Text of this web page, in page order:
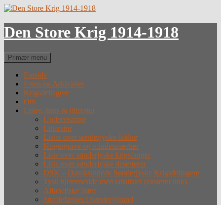
Hop
indhold
Den Store Krig 1914-1918
Søg
Primær menu
Forside
Fotos og Arkivalier
Krigsdeltagere
Om
Lister, links & litteratur
Undervisning
Litteratur
Lister over sønderjyske faldne
Krigergrave og mindesmærker
Liste over sønderjyske krigsfanger
Liste over sønderjyske desertører
DSK – Dansksindede Sønderjyske Krigsdeltagere
Tysk hjemmeside med tabslister (eksternt link)
Alfabetiske lister
Straffefanger i Sønderjylland